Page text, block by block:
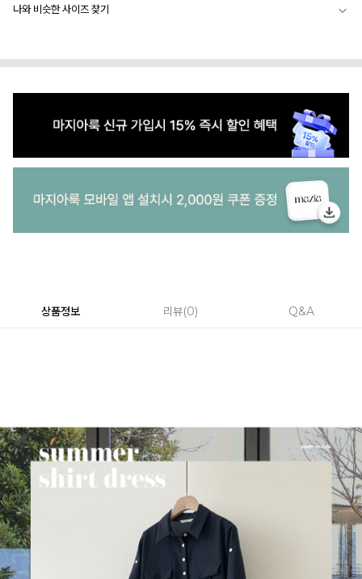
나와 비슷한 사이즈 찾기
상품정보 리뷰 0 Q&A